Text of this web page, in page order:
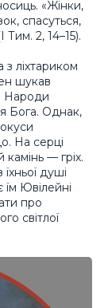
«Жінки,
спасуться,
Тим. 2, 14–15).
ліхтариком
шукав
Народи
Бога. Однак,
На серці
— гріх.
душі
їм Ювілейні
про
світлої